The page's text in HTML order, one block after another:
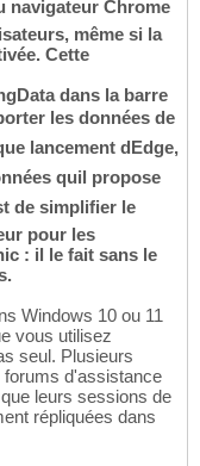
navigateur Chrome
même si la
Cette
dans la barre
les données de
lancement dEdge,
quil propose
de simplifier le
pour les
: il le fait sans le
Windows 10 ou 11
vous utilisez
seul. Plusieurs
d'assistance
leurs sessions de
répliquées dans